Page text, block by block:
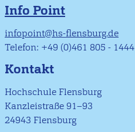
Info Point
infopoint@hs-flensburg.de
Telefon: +49 (0)461 805 - 1444
Kontakt
Hochschule Flensburg
Kanzleistraße 91–93
24943 Flensburg